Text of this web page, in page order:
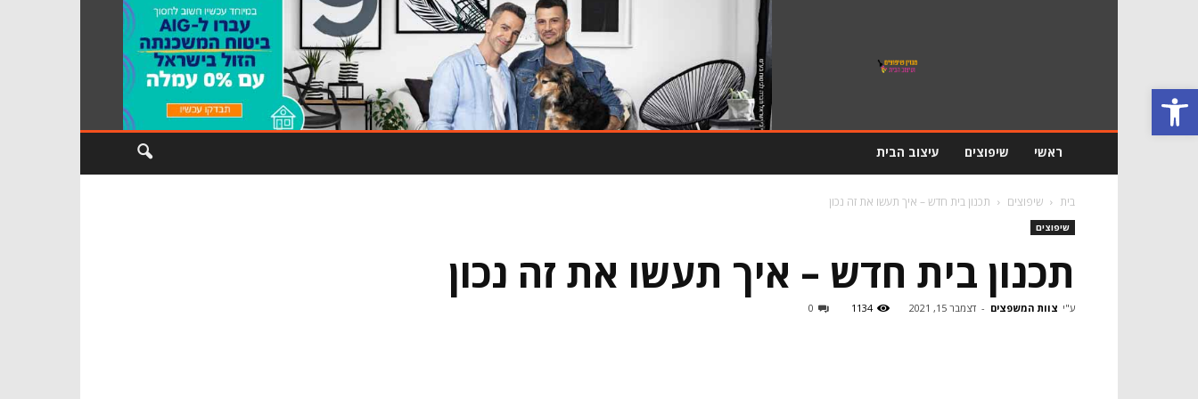
פתח סרגל נגישות
- פרסומת -
ראשי שיפוצים עיצוב הבית
בית שיפוצים תכנון בית חדש – איך תעשו את זה נכון
שיפוצים
תכנון בית חדש – איך תעשו את זה נכון
ע"י צוות המשפצים - דצמבר 15, 2021 1134
0